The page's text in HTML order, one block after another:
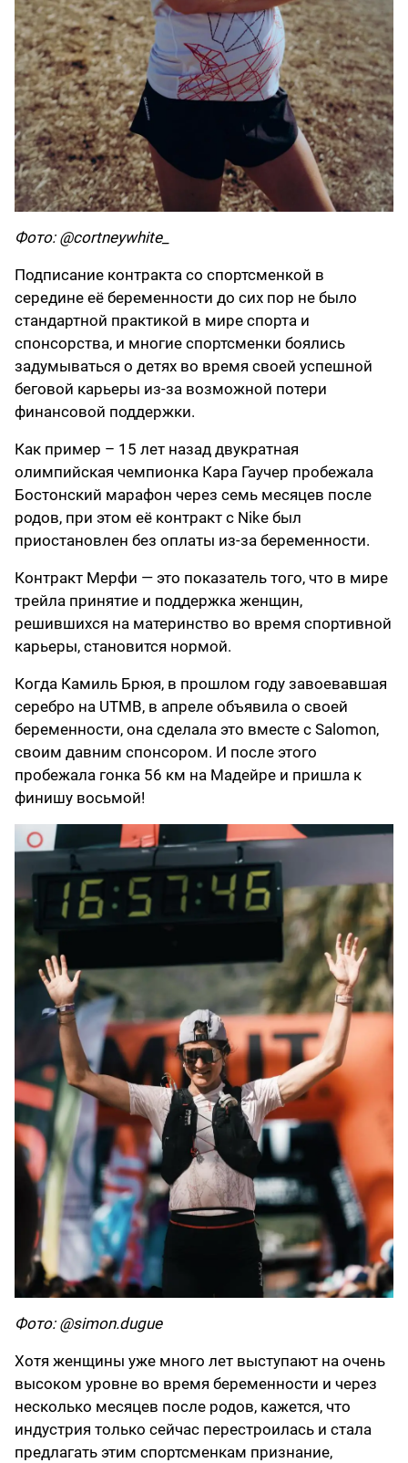
Фото: @cortneywhite_
Подписание контракта со спортсменкой в
середине её беременности до сих пор не было
стандартной практикой в мире спорта и
спонсорства, и многие спортсменки боялись
задумываться о детях во время своей успешной
беговой карьеры из-за возможной потери
финансовой поддержки.
Как пример – 15 лет назад двукратная
олимпийская чемпионка Кара Гаучер пробежала
Бостонский марафон через семь месяцев после
родов, при этом её контракт с Nike был
приостановлен без оплаты из-за беременности.
Контракт Мерфи — это показатель того, что в мире
трейла принятие и поддержка женщин,
решившихся на материнство во время спортивной
карьеры, становится нормой.
Когда Камиль Брюя, в прошлом году завоевавшая
серебро на UTMB, в апреле объявила о своей
беременности, она сделала это вместе с Salomon,
своим давним спонсором. И после этого
пробежала гонка 56 км на Мадейре и пришла к
финишу восьмой!
Фото: @simon.dugue
Хотя женщины уже много лет выступают на очень
высоком уровне во время беременности и через
несколько месяцев после родов, кажется, что
индустрия только сейчас перестроилась и стала
предлагать этим спортсменкам признание,